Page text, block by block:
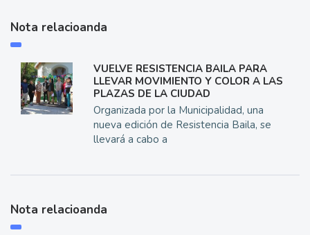
Nota relacioanda
VUELVE RESISTENCIA BAILA PARA
LLEVAR MOVIMIENTO Y COLOR A LAS
PLAZAS DE LA CIUDAD
Organizada por la Municipalidad, una
nueva edición de Resistencia Baila, se
llevará a cabo a
Nota relacioanda